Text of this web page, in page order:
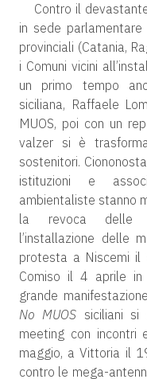
Contro il
in sede
provinciali (Catania,
i Comuni vicini
un primo tempo
siciliana, Raffaele
MUOS, poi con un
valzer si è
sostenitori.
istituzioni e
ambientaliste stanno
la revoca delle
l’installazione delle
protesta a Niscemi il
Comiso il 4 aprile in
grande
No MUOS siciliani
meeting con
maggio, a Vittoria il
contro le mega-